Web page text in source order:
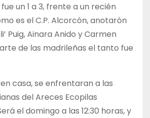
un 1 a 3, frente a un recién
es el C.P. Alcorcón, anotarón
Puig, Ainara Anido y Carmen
de las madrileñas el tanto fue
casa, se enfrentaran a las
del Areces Ecopilas
el domingo a las 12:30 horas, y